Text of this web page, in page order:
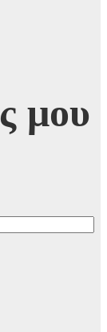
μου